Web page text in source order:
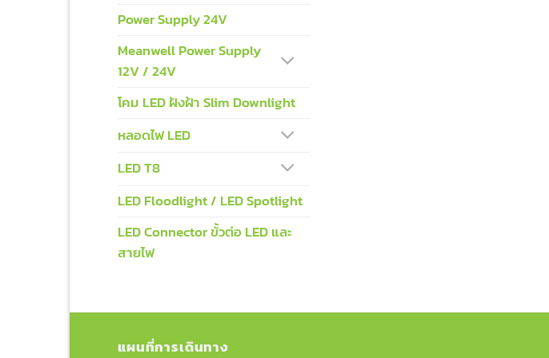
Power Supply 24V
Meanwell Power Supply
12V / 24V
โคม LED ฝังฝ้า Slim Downlight
หลอดไฟ LED
LED T8
LED Floodlight / LED Spotlight
LED Connector ขั้วต่อ LED และ
สายไฟ
แผนที่การเดินทาง